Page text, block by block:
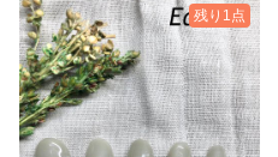
残り1点